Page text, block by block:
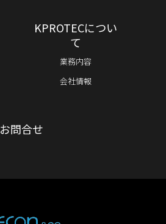
KPROTECについ
て
業務内容
会社情報
お問合せ